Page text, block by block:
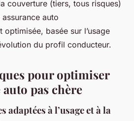
couverture (tiers, tous risques)
auto
optimisée, basée sur l’usage
du profil conducteur.
pour optimiser
pas chère
adaptées à l’usage et à la